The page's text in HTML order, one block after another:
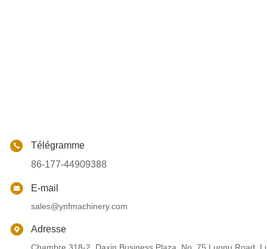
Télégramme
86-177-44909388
E-mail
sales@ynfmachinery.com
Adresse